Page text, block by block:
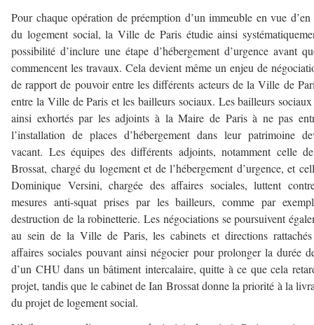
Pour chaque opération de préemption d’un immeuble en vue d’en
du logement social, la Ville de Paris étudie ainsi
possibilité d’inclure une étape d’hébergement d’urgence avant
commencent les travaux. Cela devient même un enjeu de
de rapport de pouvoir entre les différents acteurs de la Ville de
entre la Ville de Paris et les bailleurs sociaux. Les bailleurs
ainsi exhortés par les adjoints à la Maire de Paris à ne pas
l’installation de places d’hébergement dans leur patrimoine
vacant. Les équipes des différents adjoints, notamment celle
Brossat, chargé du logement et de l’hébergement d’urgence, et
Dominique Versini, chargée des affaires sociales, luttent
mesures anti-squat prises par les bailleurs, comme par
destruction de la robinetterie. Les négociations se poursuivent
au sein de la Ville de Paris, les cabinets et directions
affaires sociales pouvant ainsi négocier pour prolonger la durée
d’un CHU dans un bâtiment intercalaire, quitte à ce que cela
projet, tandis que le cabinet de Ian Brossat donne la priorité à la
du projet de logement social.